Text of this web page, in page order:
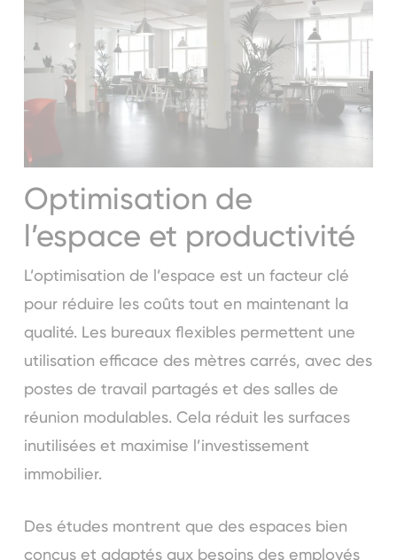
Optimisation de
l’espace et productivité
L’optimisation de l’espace est un facteur clé
pour réduire les coûts tout en maintenant la
qualité. Les bureaux flexibles permettent une
utilisation efficace des mètres carrés, avec des
postes de travail partagés et des salles de
réunion modulables. Cela réduit les surfaces
inutilisées et maximise l’investissement
immobilier.
Des études montrent que des espaces bien
conçus et adaptés aux besoins des employés